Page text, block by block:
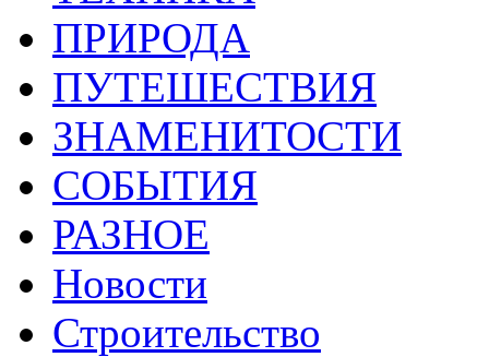
ПРИРОДА
ПУТЕШЕСТВИЯ
ЗНАМЕНИТОСТИ
СОБЫТИЯ
РАЗНОЕ
Новости
Строительство